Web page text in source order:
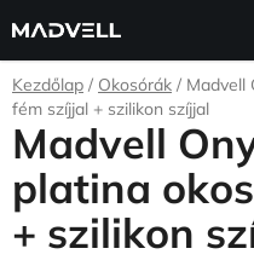
fő
tartalomhoz
Kezdőlap / Okosórák / Madvell
fém szíjjal + szilikon szíjjal
Madvell
platina
+ szilikon